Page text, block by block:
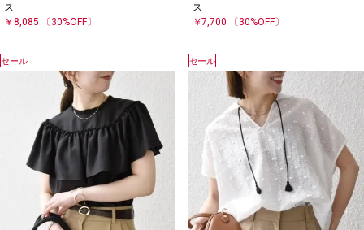
ス
￥8,085 〔30%OFF〕
ス
￥7,700
〔30%OFF〕
セール セール